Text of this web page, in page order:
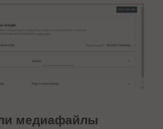
медиафайлы